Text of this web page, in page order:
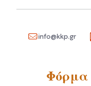
info@kkp.gr
Φόρμα